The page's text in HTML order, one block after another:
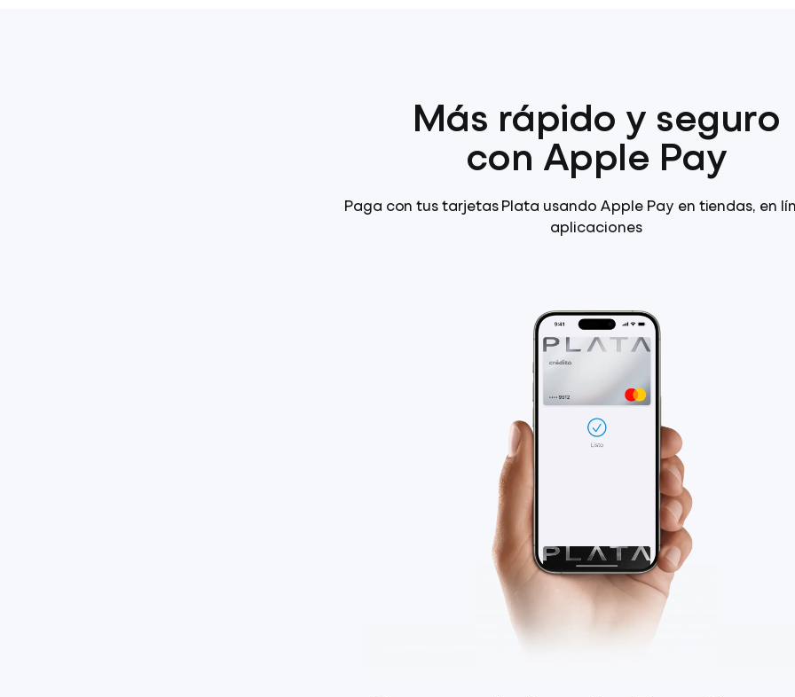
Más rápido y seguro
con Apple Pay
Paga con tus tarjetas Plata usando Apple Pay en tiendas, en
aplicaciones